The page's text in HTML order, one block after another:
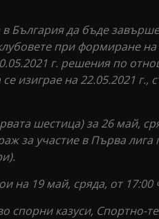
България да бъде
при формиране
г. решения по
на 22.05.2021 г.,
шестица) за 26 май,
за участие в Първа лига
19 май, сряда, от 17:00
казуси, Спортно-